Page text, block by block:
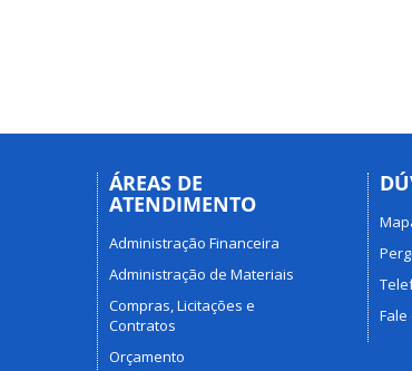
ÁREAS DE
ATENDIMENTO
Administração Financeira
Administração de Materiais
Compras, Licitações e
Contratos
Orçamento
Fale